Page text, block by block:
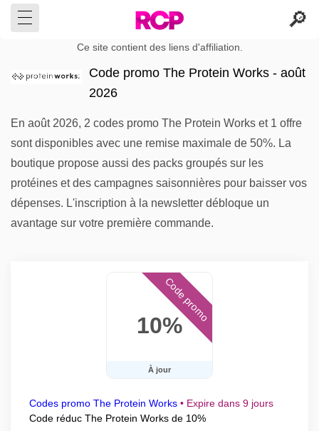
Ce site contient des liens d'affiliation.
Code promo The Protein Works - août
2026
En août 2026, 2 codes promo The Protein Works et 1 offre
sont disponibles avec une remise maximale de 50%. La
boutique propose aussi des packs groupés sur les
protéines et des campagnes saisonnières pour baisser vos
dépenses. L'inscription à la newsletter débloque un
avantage sur votre première commande.
10%
À jour
Code promo
Codes promo The Protein Works • Expire dans 9 jours
Code réduc The Protein Works de 10%